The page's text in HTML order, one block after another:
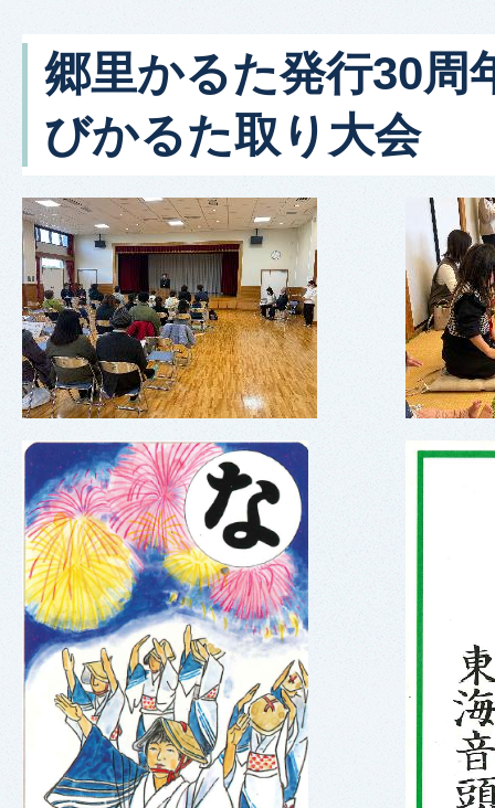
郷里かるた発行30周
びかるた取り大会